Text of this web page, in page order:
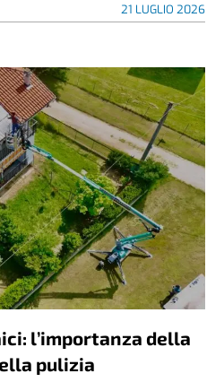
21 LUGLIO 2026
l’importanza della
pulizia